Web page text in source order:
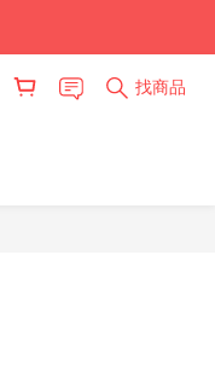
找商品